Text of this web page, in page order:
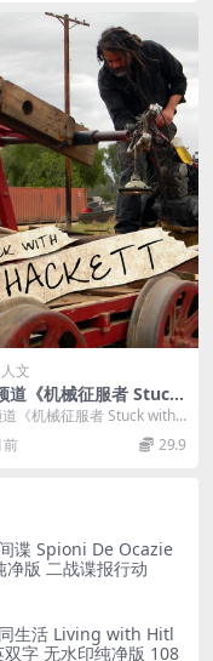
文
道《机械征服者 Stuck
2011》全10集
英双字 无水印纯净版 1
21.5G 美国手工耿
《机械征服者 Stuck with
2011》全10集介...
前 29.9
谍 Spioni De Ocazie
版 二战谍报行动
生活 Living with Hitl
字 无水印纯净版 108